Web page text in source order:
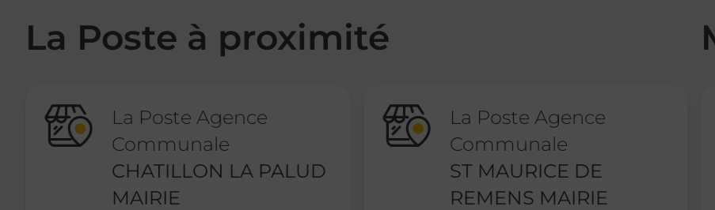
La Poste à proximité
La Poste Agence
Communale
CHATILLON LA PALUD
MAIRIE
La Poste Agence
Communale
ST MAURICE DE
REMENS MAIRIE